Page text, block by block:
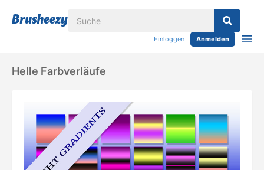
Einloggen Anmelden
Helle Farbverläufe